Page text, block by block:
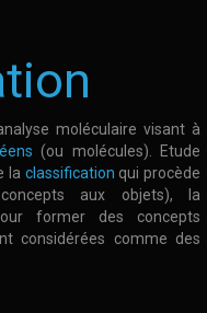
moléculaire visant à
(ou molécules). Etude
la classification qui procède
aux objets), la
former des concepts
considérées comme des